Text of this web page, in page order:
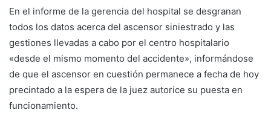
En el informe de la gerencia del hospital se desgranan
todos los datos acerca del ascensor siniestrado y las
gestiones llevadas a cabo por el centro hospitalario
«desde el mismo momento del accidente», informándose
de que el ascensor en cuestión permanece a fecha de hoy
precintado a la espera de la juez autorice su puesta en
funcionamiento.